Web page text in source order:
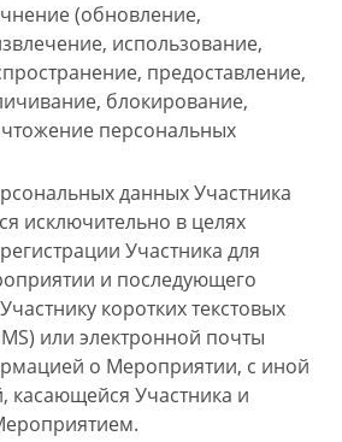
(обновление,
использование,
предоставление,
блокирование,
персональных
данных Участника
исключительно в целях
Участника для
и последующего
коротких текстовых
или электронной почты
о Мероприятии, с иной
касающейся Участника и